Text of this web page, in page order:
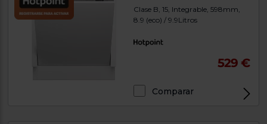
Clase B, 15, Integrable, 598mm,
8.9 (eco) / 9.9Litros
529 €
Comparar